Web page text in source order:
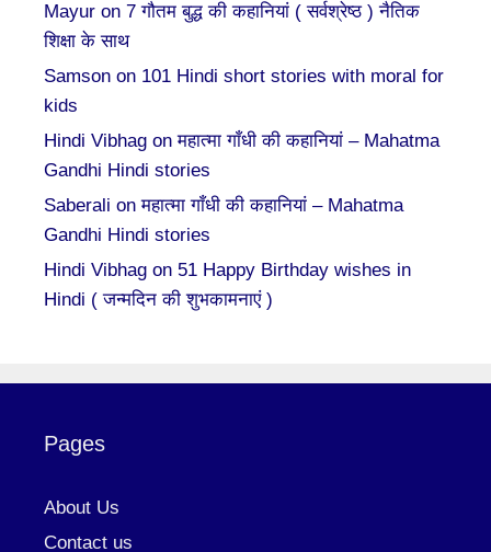
Mayur on 7 गौतम बुद्ध की कहानियां ( सर्वश्रेष्ठ ) नैतिक
शिक्षा के साथ
Samson on 101 Hindi short stories with moral for
kids
Hindi Vibhag onमहात्मा गाँधी की कहानियां – Mahatma
Gandhi Hindi stories
Saberali onमहात्मा गाँधी की कहानियां – Mahatma
Gandhi Hindi stories
Hindi Vibhag on 51 Happy Birthday wishes in
Hindi ( जन्मदिन की शुभकामनाएं )
Pages
About Us
Contact us